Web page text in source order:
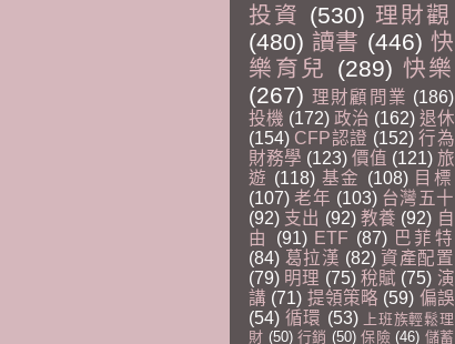
投資 (530) 理財觀
(480) 讀書 (446) 快
樂育兒
(289) 快樂
(267) 理財顧問業 (186)
投機 (172) 政治 (162) 退休
(154) CFP認證 (152) 行為
財務學 (123) 價值 (121) 旅
遊 (118) 基金 (108) 目標
(107) 老年 (103) 台灣五十
(92) 支出 (92) 教養 (92) 自
由
(91) ETF (87) 巴菲特
(84) 葛拉漢 (82) 資產配置
(79) 明理 (75) 稅賦 (75) 演
講 (71) 提領策略 (59) 偏誤
(54) 循環 (53)
上班族輕鬆理
財 (50) 行銷 (50) 保險 (46) 儲蓄